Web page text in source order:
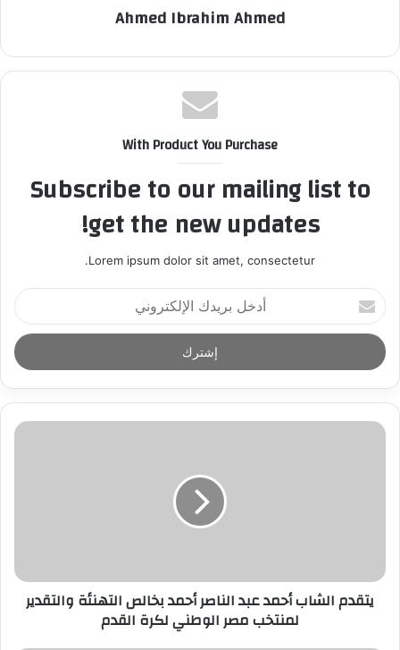
Ahmed Ibrahim Ahmed
With Product You Purchase
Subscribe to our mailing list to
get the new updates!
Lorem ipsum dolor sit amet, consectetur.
أ
د
خ
ل
ر
د
ر
يتقدم الشاب أحمد عبد الناصر أحمد بخالص التهنئة والتقدير
لمنتخب مصر الوطني لكرة القدم